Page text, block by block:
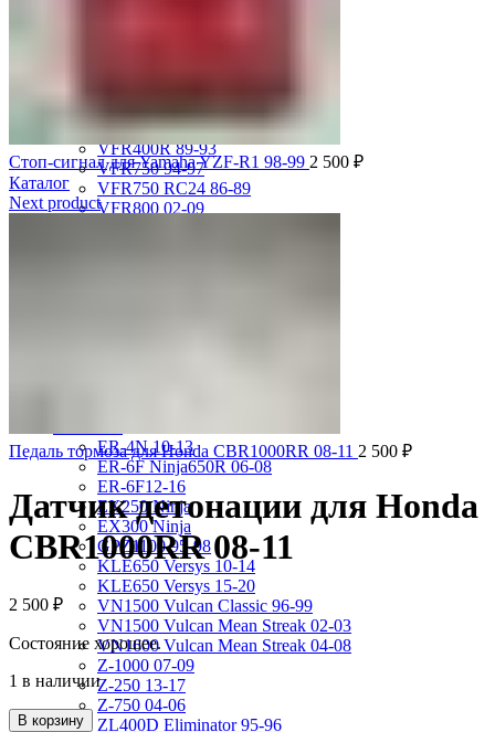
VF750 Super Magna 87-89
VF750F Interceptor 82-85
VFR400R 89-93
VFR750 94-97
VFR750 RC24 86-89
VFR800 02-09
ER-4N 10-13
ER-6F Ninja650R 06-08
ER-6F12-16
EX250 Ninja
EX300 Ninja
GPZ1100 95-98
KLE650 Versys 10-14
KLE650 Versys 15-20
VN1500 Vulcan Classic 96-99
VN1500 Vulcan Mean Streak 02-03
VN1600 Vulcan Mean Streak 04-08
Z-1000 07-09
Z-250 13-17
Z-750 04-06
ZL400D Eliminator 95-96
Стоп-сигнал для Yamaha YZF-R1 98-99 2 500 ₽
Каталог
Next product
Педаль тормоза для Honda CBR1000RR 08-11 2 500 ₽
Датчик детонации для Honda
CBR1000RR 08-11
2 500 ₽
Состояние хорошее.
1 в наличии
В корзину